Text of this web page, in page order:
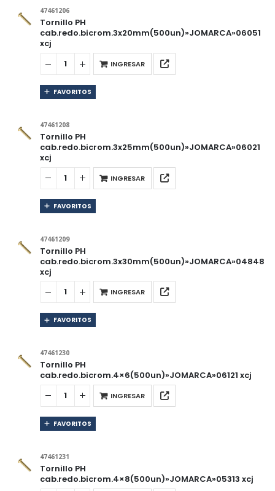
47461206
Tornillo PH
cab.redo.bicrom.3x20mm(500un)»JOMARCA»06051
xcj
INGRESAR
FAVORITOS
47461208
Tornillo PH
cab.redo.bicrom.3x25mm(500un)»JOMARCA»06021
xcj
INGRESAR
FAVORITOS
47461209
Tornillo PH
cab.redo.bicrom.3x30mm(500un)»JOMARCA»04848
xcj
INGRESAR
FAVORITOS
47461230
Tornillo PH
cab.redo.bicrom.4×6(500un)»JOMARCA»06121 xcj
INGRESAR
FAVORITOS
47461231
Tornillo PH
cab.redo.bicrom.4×8(500un)»JOMARCA»05313 xcj